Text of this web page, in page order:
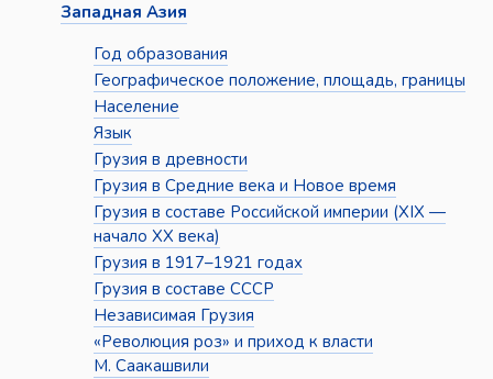
Западная Азия
Год образования
Географическое положение, площадь, границы
Население
Язык
Грузия в древности
Грузия в Средние века и Новое время
Грузия в составе Российской империи (XIX —
начало XX века)
Грузия в 1917–1921 годах
Грузия в составе СССР
Независимая Грузия
«Революция роз» и приход к власти
М. Саакашвили